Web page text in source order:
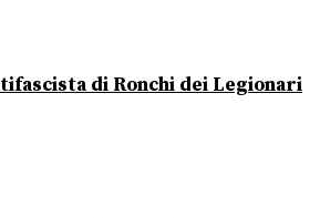
di Ronchi dei Legionari